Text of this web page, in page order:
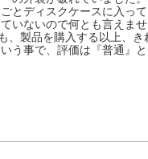
とディスクケースに入っ
いないので何とも言えま
、製品を購入する以上、き
う事で、評価は『普通』と